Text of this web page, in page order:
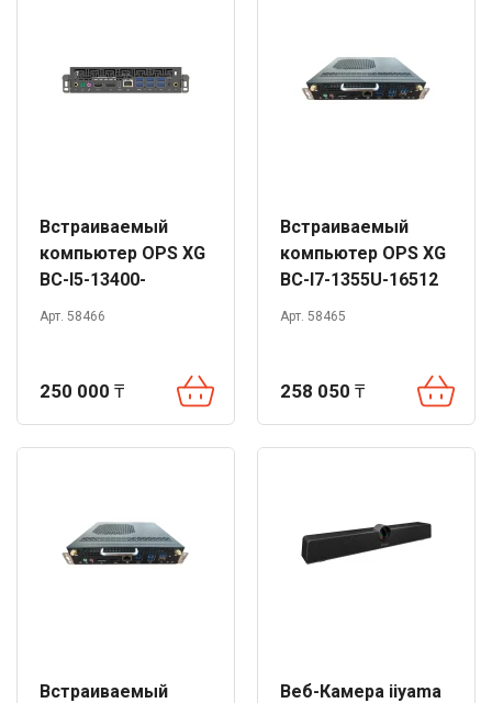
Встраиваемый
компьютер OPS XG
BC-I5-13400-
10304G-16256
Арт. 58466
250 000 ₸
Встраиваемый
компьютер OPS XG
BC-I7-1355U-16512
Арт. 58465
258 050 ₸
Встраиваемый
Веб-Камера iiyama